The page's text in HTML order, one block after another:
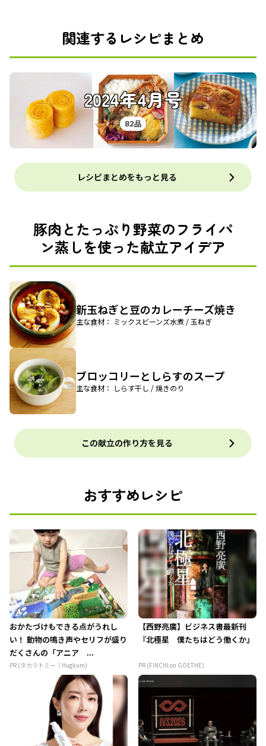
関連するレシピまとめ
2024年4月号
82品
レシピまとめをもっと見る
豚肉とたっぷり野菜のフライパ
ン蒸しを使った献立アイデア
新玉ねぎと豆のカレーチーズ焼き
主な食材： ミックスビーンズ水煮 / 玉ねぎ
ブロッコリーとしらすのスープ
主な食材： しらす干し / 焼きのり
この献立の作り方を見る
おすすめレシピ
おかたづけもできる点がうれし
い！ 動物の鳴き声やセリフが盛り
だくさんの「アニア ...
PR (タカラトミー｜Hugkum)
【西野亮廣】ビジネス書最新刊
『北極星 僕たちはどう働くか』
PR (FINCHI on GOETHE)